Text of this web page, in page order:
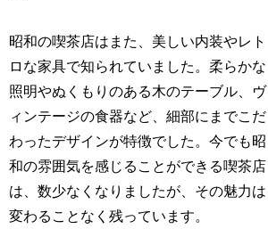
昭和の喫茶店はまた、美しい内装やレト
ロな家具で知られていました。柔らかな
照明やぬくもりのある木のテーブル、ヴ
ィンテージの食器など、細部にまでこだ
わったデザインが特徴でした。今でも昭
和の雰囲気を感じることができる喫茶店
は、数少なくなりましたが、その魅力は
変わることなく残っています。